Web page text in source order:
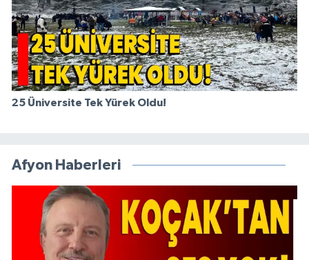
25 Üniversite Tek Yürek Oldu!
Afyon Haberleri